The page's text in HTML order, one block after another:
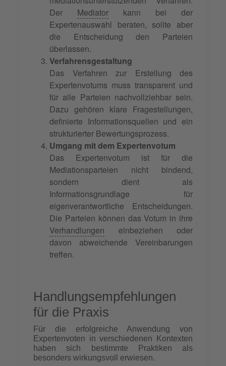
Der Mediator kann bei der
Expertenauswahl beraten, sollte aber
die Entscheidung den Parteien
überlassen.
Verfahrensgestaltung
Das Verfahren zur Erstellung des
Expertenvotums muss transparent und
für alle Parteien nachvollziehbar sein.
Dazu gehören klare Fragestellungen,
definierte Informationsquellen und ein
strukturierter Bewertungsprozess.
Umgang mit dem Expertenvotum
Das Expertenvotum ist für die
Mediationsparteien nicht bindend,
sondern dient als
Informationsgrundlage für
eigenverantwortliche Entscheidungen.
Die Parteien können das Votum in ihre
Verhandlungen einbeziehen oder
davon abweichende Vereinbarungen
treffen.
Handlungsempfehlungen
für die Praxis
Für die erfolgreiche Anwendung von
Expertenvoten in verschiedenen Kontexten
haben sich bestimmte Praktiken als
besonders wirkungsvoll erwiesen.